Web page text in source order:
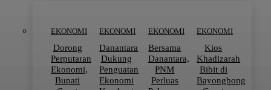
EKONOMI
Dorong
Perputaran
Ekonomi,
Bupati
EKONOMI
Danantara
Dukung
Penguatan
Ekonomi
EKONOMI
Bersama
Danantara,
PNM
Perluas
EKONOMI
Kios
Khadizarah
Bibit di
Bayongbong